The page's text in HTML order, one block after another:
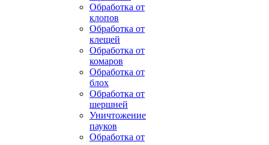
Обработка от
клопов
Обработка от
клещей
Обработка от
комаров
Обработка от
блох
Обработка от
шершней
Уничтожение
пауков
Обработка от